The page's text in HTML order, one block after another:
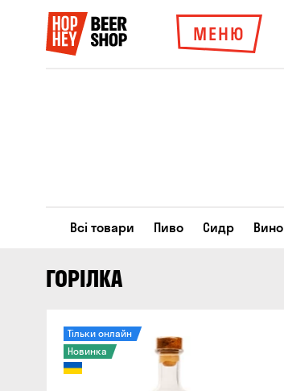
МЕНЮ
Всі товари Пиво Сидр Вино
ГОРІЛКА
Тільки онлайн
Новинка